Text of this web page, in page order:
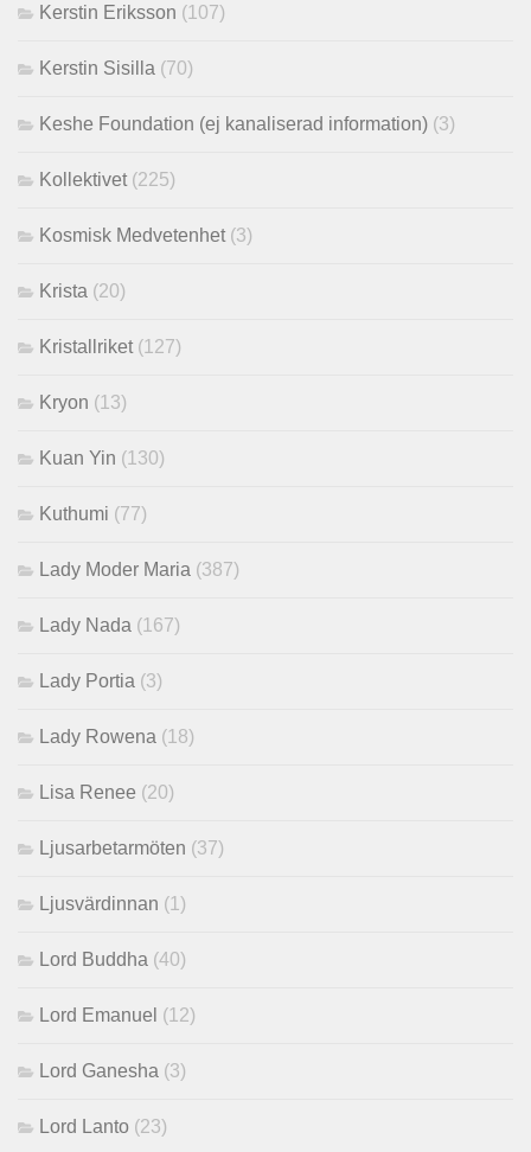
Kerstin Eriksson (107)
Kerstin Sisilla (70)
Keshe Foundation (ej kanaliserad information) (3)
Kollektivet (225)
Kosmisk Medvetenhet (3)
Krista (20)
Kristallriket (127)
Kryon (13)
Kuan Yin (130)
Kuthumi (77)
Lady Moder Maria (387)
Lady Nada (167)
Lady Portia (3)
Lady Rowena (18)
Lisa Renee (20)
Ljusarbetarmöten (37)
Ljusvärdinnan (1)
Lord Buddha (40)
Lord Emanuel (12)
Lord Ganesha (3)
Lord Lanto (23)